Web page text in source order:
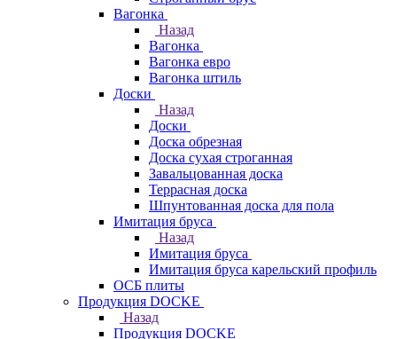
Вагонка
Назад
Вагонка
Вагонка евро
Вагонка штиль
Доски
Назад
Доски
Доска обрезная
Доска сухая строганная
Завальцованная доска
Террасная доска
Шпунтованная доска для пола
Имитация бруса
Назад
Имитация бруса
Имитация бруса карельский профиль
ОСБ плиты
Продукция DOCKE
Назад
Продукция DOCKE